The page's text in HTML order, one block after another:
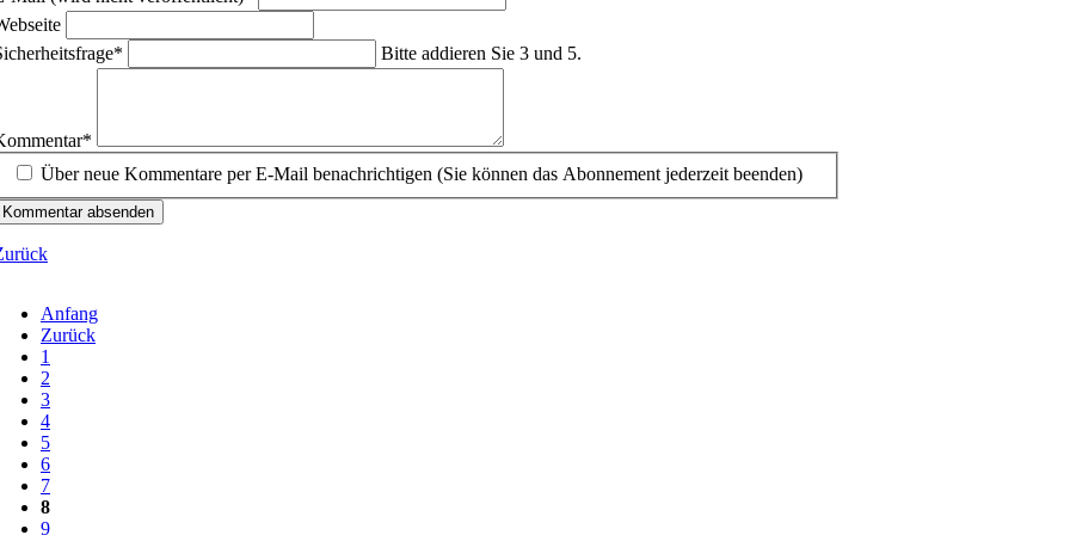
*
Bitte addieren Sie 3 und 5.
*
Über neue Kommentare per E-Mail benachrichtigen (Sie können das Abonnement jederzeit beenden)
Kommentar absenden
Anfang
Zurück
1
2
3
4
5
6
7
8
9